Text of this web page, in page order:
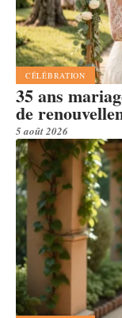
CÉLÉBRATION
35 ans
de
5 août 2026